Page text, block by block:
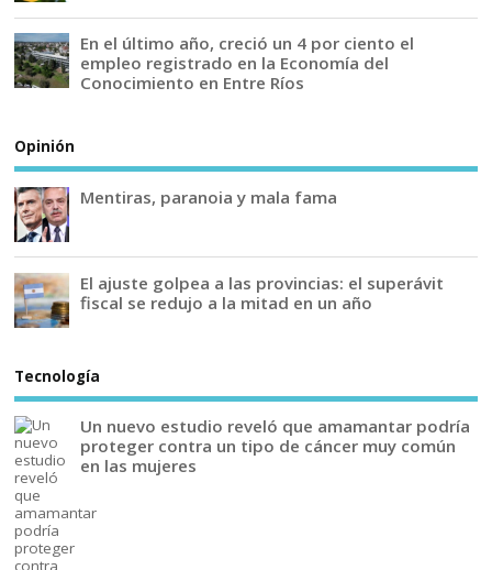
En el último año, creció un 4 por ciento el
empleo registrado en la Economía del
Conocimiento en Entre Ríos
Opinión
Mentiras, paranoia y mala fama
El ajuste golpea a las provincias: el superávit
fiscal se redujo a la mitad en un año
Tecnología
Un nuevo estudio reveló que amamantar podría
proteger contra un tipo de cáncer muy común
en las mujeres